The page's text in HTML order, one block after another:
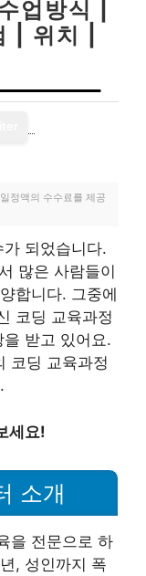
업방식 |
| 위치 |
정액의 수수료를 제공
되었습니다.
많은 사람들이
합니다. 그중에
코딩 교육과정
받고 있어요.
코딩 교육과정
세요!
소개
을 전문으로 하
, 성인까지 폭